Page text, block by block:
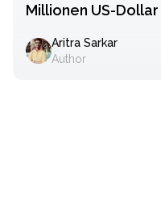
Millionen US-Dollar
Aritra Sarkar
Author